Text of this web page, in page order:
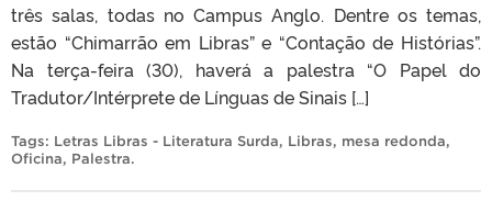
três salas, todas no Campus Anglo. Dentre os temas,
estão “Chimarrão em Libras” e “Contação de Histórias”.
Na terça-feira (30), haverá a palestra “O Papel do
Tradutor/Intérprete de Línguas de Sinais […]
Tags: Letras Libras - Literatura Surda, Libras, mesa redonda,
Oficina, Palestra.